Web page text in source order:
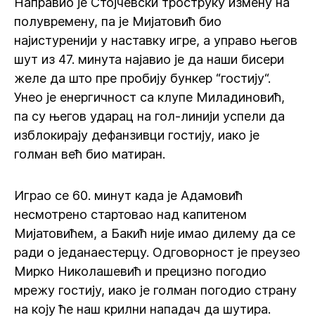
полувремену, па је Мијатовић био
најистуренији у наставку игре, а управо његов
шут из 47. минута најавио је да наши бисери
желе да што пре пробију бункер “гостију“.
Унео је енергичност са клупе Миладиновић,
па су његов ударац на гол-линији успели да
изблокирају дефанзивци гостију, иако је
голман већ био матиран.
Играо се 60. минут када је Адамовић
несмотрено стартовао над капитеном
Мијатовићем, а Бакић није имао дилему да се
ради о једанаестерцу. Одговорност је преузео
Мирко Николашевић и прецизно погодио
мрежу гостију, иако је голман погодио страну
на коју ће наш крилни нападач да шутира.